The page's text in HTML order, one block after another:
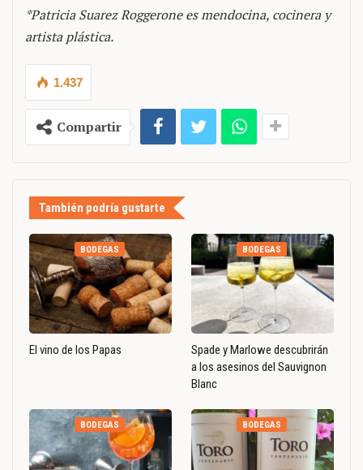
*Patricia Suarez Roggerone es mendocina, cocinera y
artista plástica.
1.437
Compartir
También podría gustarte
BODEGAS
El vino de los Papas
BODEGAS
Spade y Marlowe descubrirán
a los asesinos del Sauvignon
Blanc
BODEGAS BODEGAS